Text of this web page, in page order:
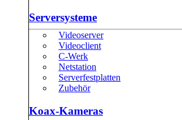
Serversysteme
Videoserver
Videoclient
C-Werk
Netstation
Serverfestplatten
Zubehör
Koax-Kameras